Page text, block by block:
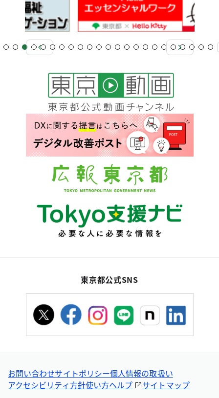
東京都公式SNS
お問い合わせサイトポリシー個人情報の取扱い
アクセシビリティ方針使い方ヘルプ サイトマップ